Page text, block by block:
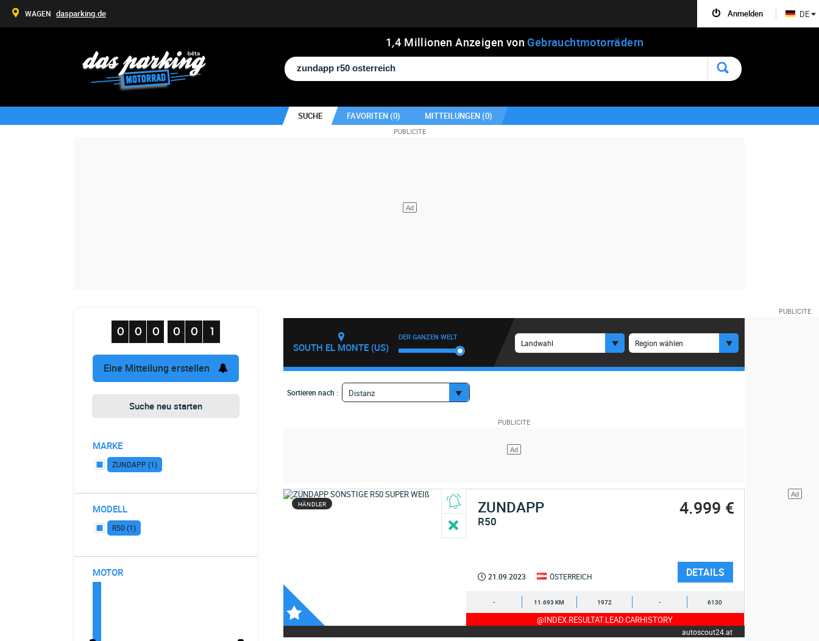
1,4 Millionen Anzeigen von Gebrauchtmotorrädern
SUCHE FAVORITEN (0) MITTEILUNGEN (0)
Eine Mitteilung erstellen
Suche neu starten
MARKE
ZUNDAPP (1)
MODELL
R50 (1)
MOTOR
SOUTH EL MONTE (US)
DER GANZEN WELT
Landwahl Region wählen
Sortieren nach : Distanz
HÄNDLER ZUNDAPP
R50
4.999 €
21.09.2023 ÖSTERREICH DETAILS
- 11.693 KM 1972 - 6130
@INDEX.RESULTAT.LEAD.CARHISTORY
autoscout24.at
Anmelden
WAGEN dasparking.de DE